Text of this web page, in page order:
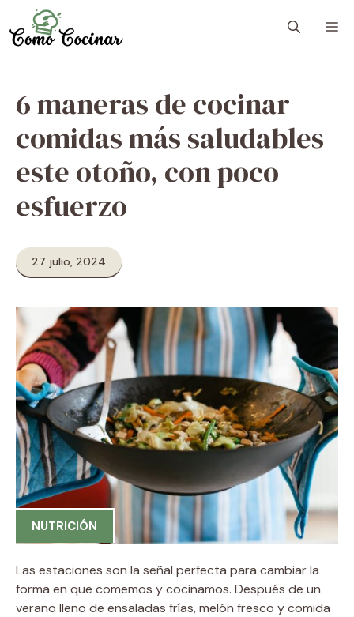
to
content
6 maneras de cocinar
comidas más saludables
este otoño, con poco
esfuerzo
27 julio, 2024
NUTRICIÓN
Las estaciones son la señal perfecta para cambiar la
forma en que comemos y cocinamos. Después de un
verano lleno de ensaladas frías, melón fresco y comida